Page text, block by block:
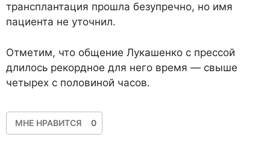
трансплантация прошла безупречно, но имя
пациента не уточнил.
Отметим, что общение Лукашенко с прессой
длилось рекордное для него время — свыше
четырех с половиной часов.
МНЕ НРАВИТСЯ 0